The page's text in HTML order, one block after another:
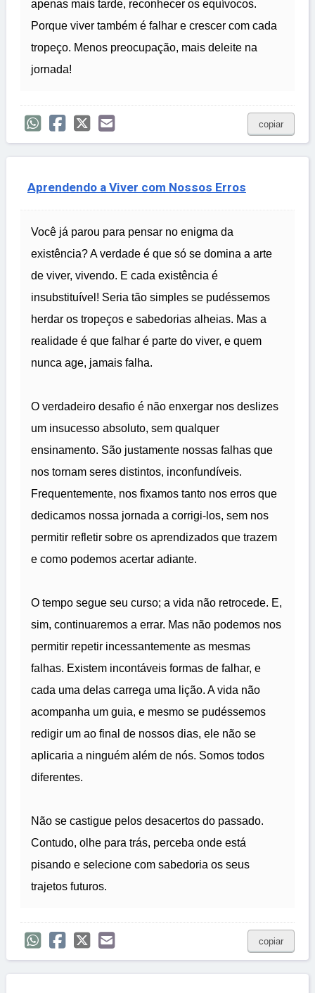
apenas mais tarde, reconhecer os equívocos.
Porque viver também é falhar e crescer com cada
tropeço. Menos preocupação, mais deleite na
jornada!
copiar
Aprendendo a Viver com Nossos Erros
Você já parou para pensar no enigma da
existência? A verdade é que só se domina a arte
de viver, vivendo. E cada existência é
insubstituível! Seria tão simples se pudéssemos
herdar os tropeços e sabedorias alheias. Mas a
realidade é que falhar é parte do viver, e quem
nunca age, jamais falha.
O verdadeiro desafio é não enxergar nos deslizes
um insucesso absoluto, sem qualquer
ensinamento. São justamente nossas falhas que
nos tornam seres distintos, inconfundíveis.
Frequentemente, nos fixamos tanto nos erros que
dedicamos nossa jornada a corrigi-los, sem nos
permitir refletir sobre os aprendizados que trazem
e como podemos acertar adiante.
O tempo segue seu curso; a vida não retrocede. E,
sim, continuaremos a errar. Mas não podemos nos
permitir repetir incessantemente as mesmas
falhas. Existem incontáveis formas de falhar, e
cada uma delas carrega uma lição. A vida não
acompanha um guia, e mesmo se pudéssemos
redigir um ao final de nossos dias, ele não se
aplicaria a ninguém além de nós. Somos todos
diferentes.
Não se castigue pelos desacertos do passado.
Contudo, olhe para trás, perceba onde está
pisando e selecione com sabedoria os seus
trajetos futuros.
copiar